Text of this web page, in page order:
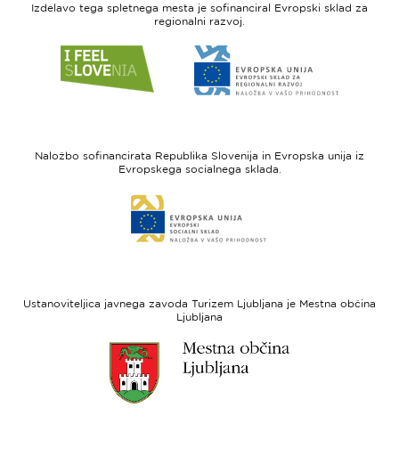
Izdelavo tega spletnega mesta je sofinanciral Evropski sklad za
regionalni razvoj.
do
spletne
Slovenia
do
spletne
-
regionalni
Naložbo sofinancirata Republika Slovenija in Evropska unija iz
Evropskega socialnega sklada.
do
spletne
sklad
Ustanoviteljica javnega zavoda Turizem Ljubljana je Mestna občina
Ljubljana